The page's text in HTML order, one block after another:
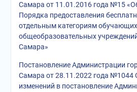
Самара от 11.01.2016 года №15
Порядка предоставления
отдельным категориям
общеобразовательных
Самара»
Постановление Администрации
Самара от 28.11.2022 года №1044
изменений в постановление